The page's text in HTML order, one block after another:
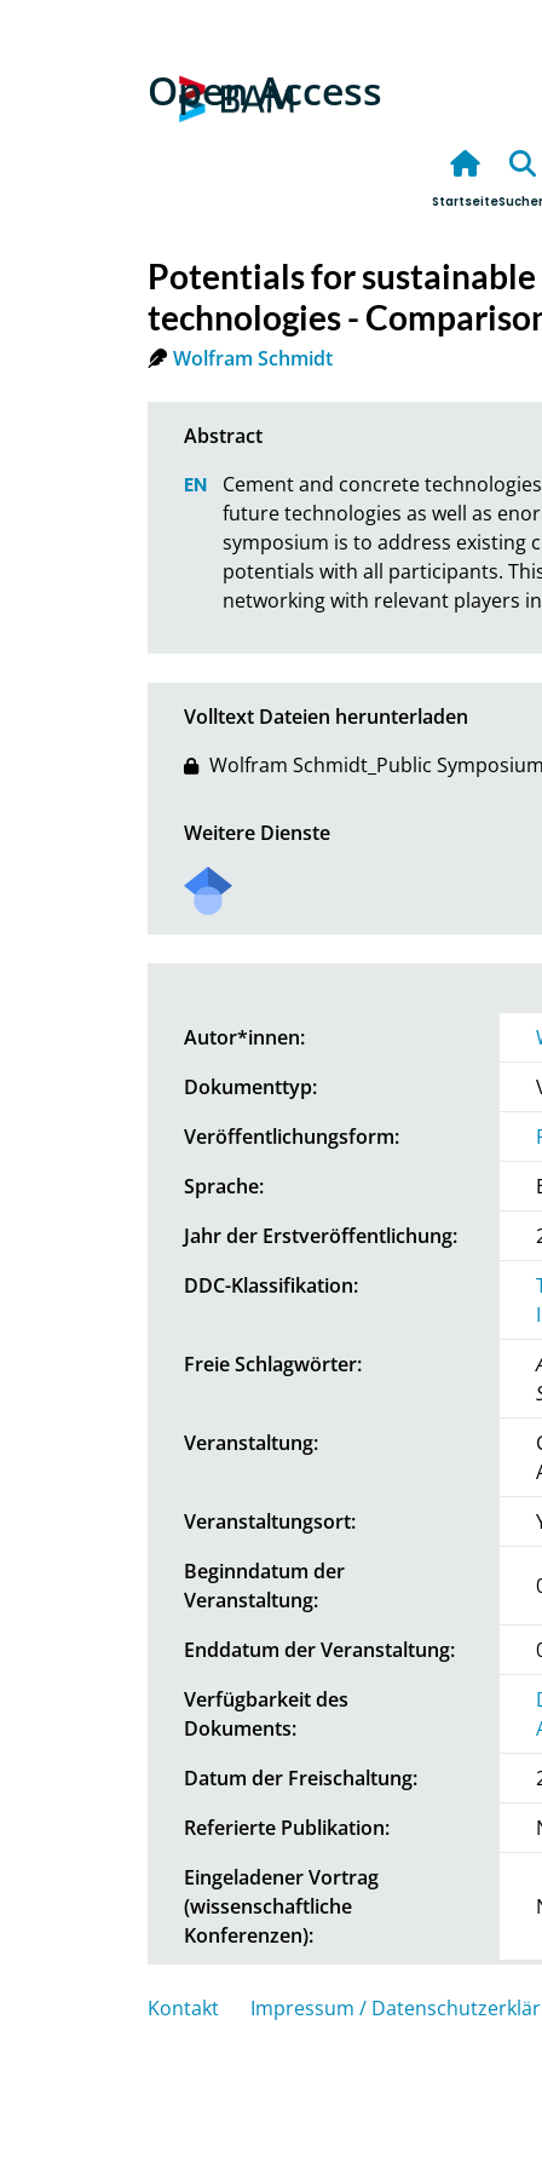
Open Access
Startseite
Potentials for
technologies -
Wolfram Schmidt
Cement and concrete
future technologies as well as
symposium is to address existing
potentials with all participants.
networking with relevant players
Volltext Dateien herunterladen
Wolfram Schmidt_Public
Weitere Dienste
Autor*innen:
Dokumenttyp:
Veröffentlichungsform:
Sprache:
Jahr der Erstveröffentlichung:
DDC-Klassifikation:
Freie Schlagwörter:
Veranstaltung:
Veranstaltungsort:
Beginndatum der
Veranstaltung:
Enddatum der Veranstaltung:
Verfügbarkeit des
Dokuments:
Datum der Freischaltung:
Referierte Publikation:
Eingeladener Vortrag
(wissenschaftliche
Konferenzen):
Kontakt Impressum /